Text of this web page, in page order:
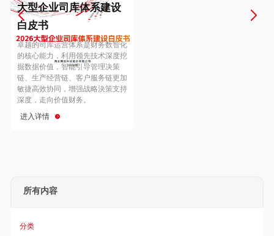
Hungary
Hong Kong
大型企业司库体系建设
白皮书
卓越的司库运营体系是财务数智化
的核心能力，利用领先技术深度挖
掘数据价值，智能引导管理决策
链、生产经营链、客户服务链更加
敏捷高效协同，增强战略決策支持
深度，走向价值财务。
进入详情
所有内容
分类